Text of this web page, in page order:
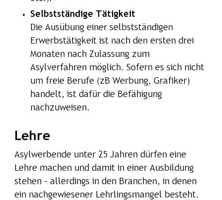
Selbstständige Tätigkeit
Die Ausübung einer selbstständigen
Erwerbstätigkeit ist nach den ersten drei
Monaten nach Zulassung zum
Asylverfahren möglich. Sofern es sich nicht
um freie Berufe (zB Werbung, Grafiker)
handelt, ist dafür die Befähigung
nachzuweisen.
Lehre
Asylwerbende unter 25 Jahren dürfen eine
Lehre machen und damit in einer Ausbildung
stehen – allerdings in den Branchen, in denen
ein nachgewiesener Lehrlingsmangel besteht.